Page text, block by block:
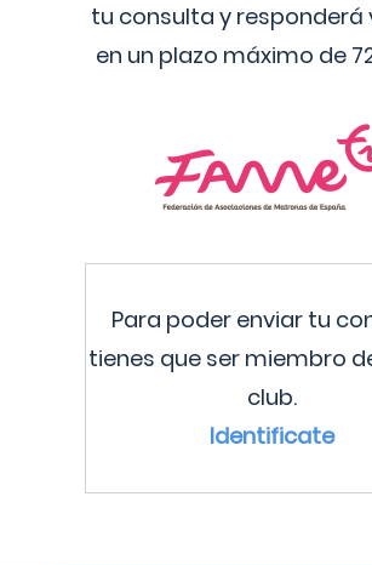
tu consulta y responderá
en un plazo máximo de
Para poder enviar tu
tienes que ser miembro de
club.
Identificate